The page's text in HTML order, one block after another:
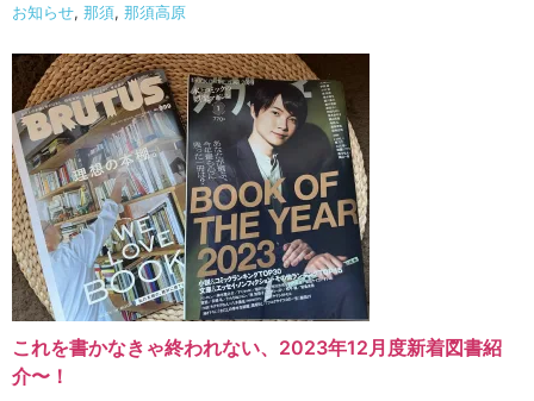
お知らせ, 那須, 那須高原
これを書かなきゃ終われない、2023年12月度新着図書紹
介〜！